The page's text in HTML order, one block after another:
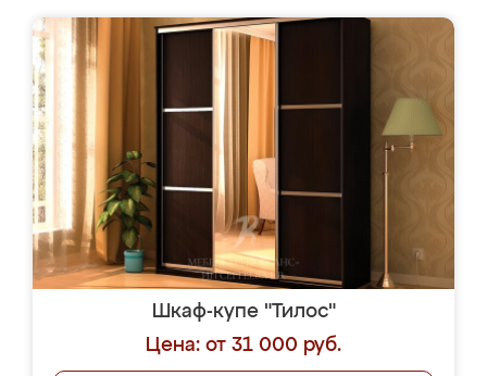
Шкаф-купе "Тилос"
Цена: от 31 000 руб.